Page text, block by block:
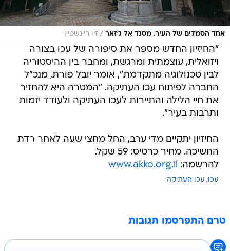
אחד הסמלים של העיר. מסגד אל ג'זאר / זיו ריינשטיין
"החיזיון החדש מספר את סיפורה של עכו בצורה
ויזואלית, עוצמתית ומרגשת, ומחבר בין ההיסטוריה
לבין טכנולוגיה מתקדמת", אומר יובל פורת, מנכ"ל
החברה לפיתוח עכו העתיקה. "המטרה היא להחזיר
את חיי הלילה והתיירות לעכו העתיקה ולעודד יזמות
ותרבות בעיר".
החיזיון יתקיים מדי ערב, החל מחצי שעה לאחר רדת
החשיכה. מחיר כרטיס: 59 שקל.
להרשמה: www.akko.org.il
עכו עכו העתיקה
טרם התפרסמו תגובות